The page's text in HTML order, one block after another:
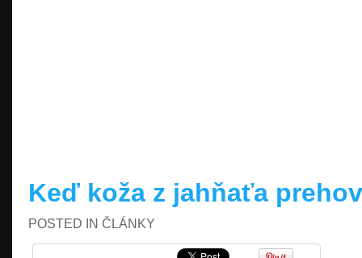
Keď koža z jahňaťa
POSTED IN ČLÁNKY